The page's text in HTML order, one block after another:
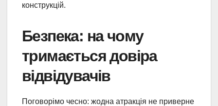
конструкцій.
Безпека: на чому
тримається довіра
відвідувачів
Поговорімо чесно: жодна атракція не приверне